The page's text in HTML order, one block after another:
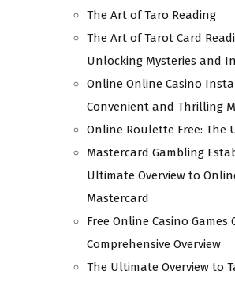
The Art of Taro Reading
The Art of Tarot Card
Unlocking Mysteries and
Online Online Casino
Convenient and Thrilling
Online Roulette Free: The
Mastercard Gambling
Ultimate Overview to
Mastercard
Free Online Casino Games
Comprehensive Overview
The Ultimate Overview to